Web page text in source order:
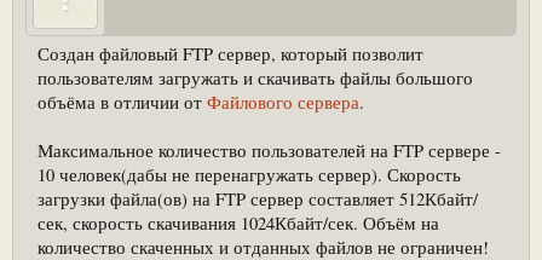
Создан файловый FTP сервер, который позволит
пользователям загружать и скачивать файлы большого
объёма в отличии от Файлового сервера.
Максимальное количество пользователей на FTP сервере -
10 человек(дабы не перенагружать сервер). Скорость
загрузки файла(ов) на FTP сервер составляет 512Кбайт/
сек, скорость скачивания 1024Кбайт/сек. Объём на
количество скаченных и отданных файлов не ограничен!